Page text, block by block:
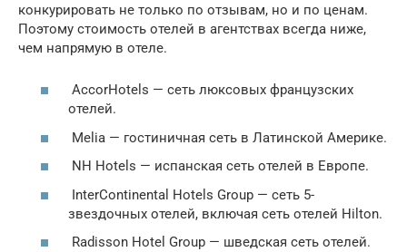
конкурировать не только по отзывам, но и по ценам.
Поэтому стоимость отелей в агентствах всегда ниже,
чем напрямую в отеле.
AccorHotels — сеть люксовых французских
отелей.
Melia — гостиничная сеть в Латинской Америке.
NH Hotels — испанская сеть отелей в Европе.
InterContinental Hotels Group — сеть 5-
звездочных отелей, включая сеть отелей Hilton.
Radisson Hotel Group — шведская сеть отелей.